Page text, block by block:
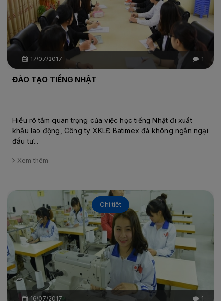
17/07/2017 1
ĐÀO TẠO TIẾNG NHẬT
Hiểu rõ tầm quan trọng của việc học tiếng Nhật đi xuất
khẩu lao động, Công ty XKLĐ Batimex đã không ngần ngại
đầu tư...
Xem thêm
16/07/2017 1
Chi tiết